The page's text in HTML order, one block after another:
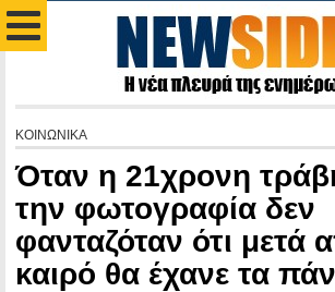
ΚΟΙΝΩΝΙΚΑ
Όταν η 21χρονη
την φωτογραφία δεν
φανταζόταν ότι μετά
καιρό θα έχανε τα